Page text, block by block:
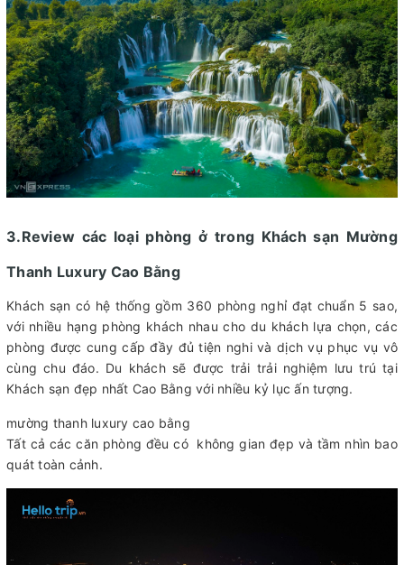
3.Review các loại phòng ở trong Khách sạn Mường
Thanh Luxury Cao Bằng
Khách sạn có hệ thống gồm 360 phòng nghỉ đạt chuẩn 5 sao,
với nhiều hạng phòng khách nhau cho du khách lựa chọn, các
phòng được cung cấp đầy đủ tiện nghi và dịch vụ phục vụ vô
cùng chu đáo. Du khách sẽ được trải trải nghiệm lưu trú tại
Khách sạn đẹp nhất Cao Bằng với nhiều kỷ lục ấn tượng.
mường thanh luxury cao bằng
Tất cả các căn phòng đều có không gian đẹp và tầm nhìn bao
quát toàn cảnh.